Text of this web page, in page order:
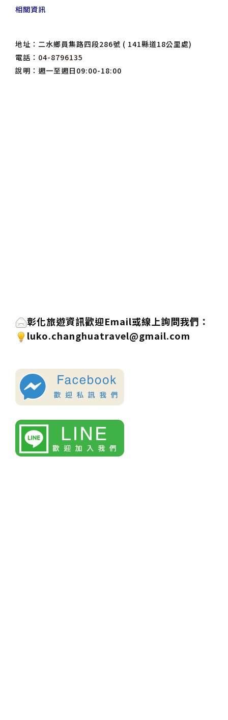
相關資訊
地址：二水鄉員集路四段286號 ( 141縣道18公里處)
電話： 04-8796135
說明：週一至週日09:00-18:00
彰化旅遊資訊歡迎Email或線上詢問我們 ：
luko.changhuatravel@gmail.com